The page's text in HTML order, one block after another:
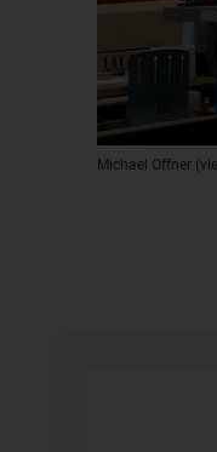
Michael Offner